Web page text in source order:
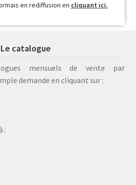
en rediffusion en cliquant ici.
Le catalogue
mensuels de vente par
demande en cliquant sur :
: